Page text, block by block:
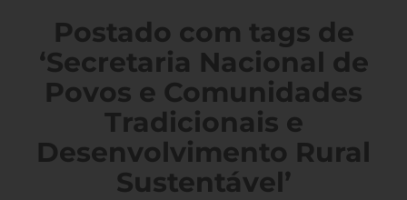
Postado com tags de
‘Secretaria Nacional de
Povos e Comunidades
Tradicionais e
Desenvolvimento Rural
Sustentável’